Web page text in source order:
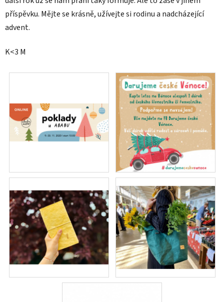
příspěvku. Mějte se krásně, užívejte si rodinu a nadcházející
advent.
K<3 M